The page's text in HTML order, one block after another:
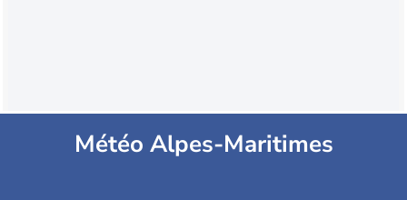
Météo Alpes-Maritimes